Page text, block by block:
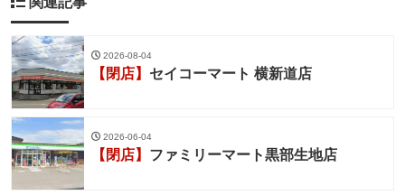
2026-08-04
【閉店】 セイコーマート 横新道店
2026-06-04
【閉店】 ファミリーマート黒部生地店